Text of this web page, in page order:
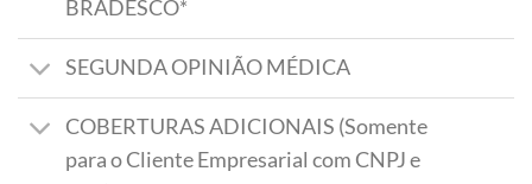
BRADESCO*
SEGUNDA OPINIÃO MÉDICA
COBERTURAS ADICIONAIS (Somente
para o Cliente Empresarial com CNPJ e